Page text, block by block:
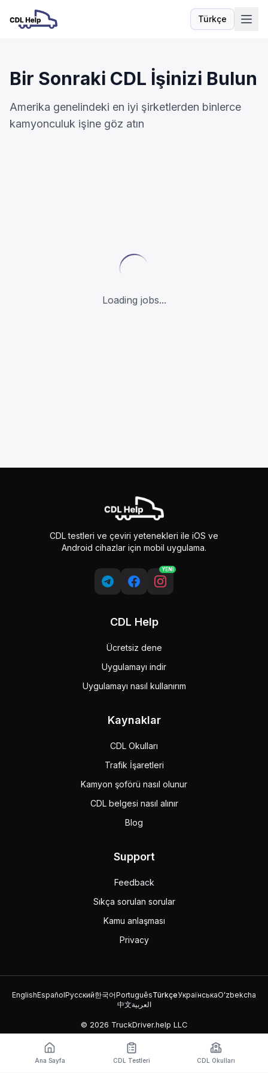
Türkçe
Dil
Bir Sonraki CDL İşinizi Bulun
Amerika genelindeki en iyi şirketlerden binlerce
kamyonculuk işine göz atın
Loading jobs...
CDL testleri ve çeviri yetenekleri ile iOS ve
Android cihazlar için mobil uygulama.
YENİ
CDL Help
Ücretsiz dene
Uygulamayı indir
Uygulamayı nasıl kullanırım
Kaynaklar
CDL Okulları
Trafik İşaretleri
Kamyon şoförü nasıl olunur
CDL belgesi nasıl alınır
Blog
Support
Feedback
Sıkça sorulan sorular
Kamu anlaşması
Privacy
EnglishEspañolРусский한국어PortuguêsTürkçeУкраїнськаOʻzbekcha
中文العربية
© 2026 TruckDriver.help LLC
Platform, şirket tarafından sahiplenilmektedir ve devlet
kuruluşlarıyla ilişkili değildir.
Ana Sayfa CDL Testleri CDL Okulları